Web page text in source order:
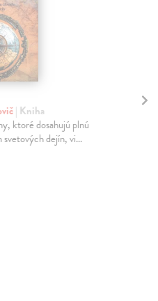
| Kniha
ktoré dosahujú plnú
dejín, vi...